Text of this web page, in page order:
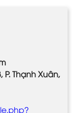
P. Thạnh Xuân,